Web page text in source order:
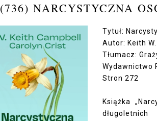
(736) NARCYSTYCZNA
Tytuł:
Autor: Keith
Tłumacz:
Wydawnictwo
Stron 272
Książka